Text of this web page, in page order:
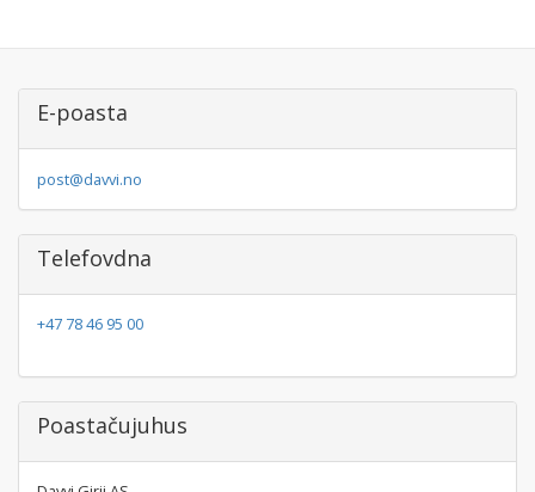
E-poasta
post@davvi.no
Telefovdna
+47 78 46 95 00
Poastačujuhus